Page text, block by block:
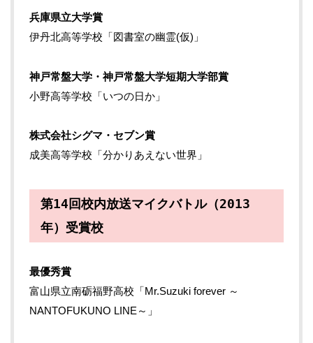
兵庫県立大学賞
伊丹北高等学校「図書室の幽霊(仮)」
神戸常盤大学・神戸常盤大学短期大学部賞
小野高等学校「いつの日か」
株式会社シグマ・セブン賞
成美高等学校「分かりあえない世界」
第14回校内放送マイクバトル（2013
年）受賞校
最優秀賞
富山県立南砺福野高校「Mr.Suzuki forever ～
NANTOFUKUNO LINE～」